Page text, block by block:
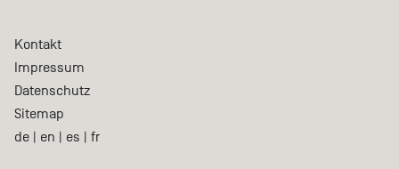
Kontakt
Impressum
Datenschutz
Sitemap
de | en | es | fr